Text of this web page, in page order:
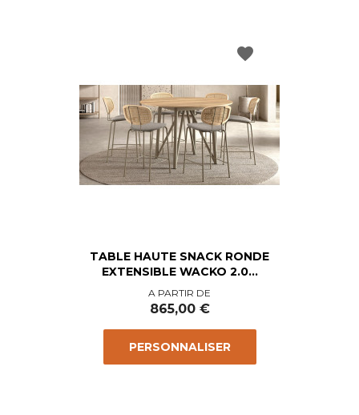
TABLE HAUTE SNACK RONDE
EXTENSIBLE WACKO 2.0...
Prix
A PARTIR DE
865,00 €
PERSONNALISER
favorite